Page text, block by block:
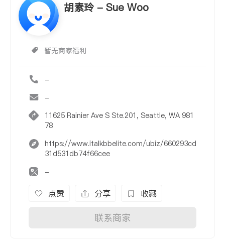
胡素玲 - Sue Woo
暂无商家福利
-
-
11625 Rainier Ave S Ste.201, Seattle, WA 981
78
https://www.italkbbelite.com/ubiz/660293cd
31d531db74f66cee
-
点赞 分享 收藏
联系商家